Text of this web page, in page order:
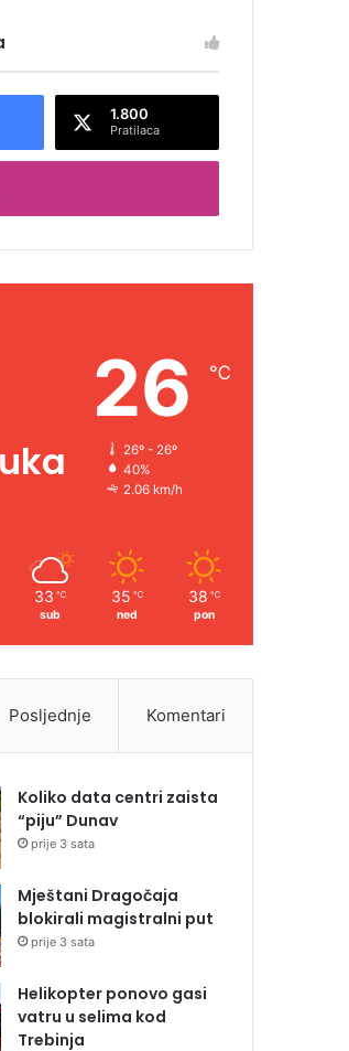
1.800
Pratilaca
26 ℃
26º - 26º
40%
2.06 km/h
33 ℃
sub
35 ℃
ned
38 ℃
pon
Posljednje Komentari
Koliko data centri zaista
“piju” Dunav
prije 3 sata
Mještani Dragočaja
blokirali magistralni put
prije 3 sata
Helikopter ponovo gasi
vatru u selima kod
Trebinja